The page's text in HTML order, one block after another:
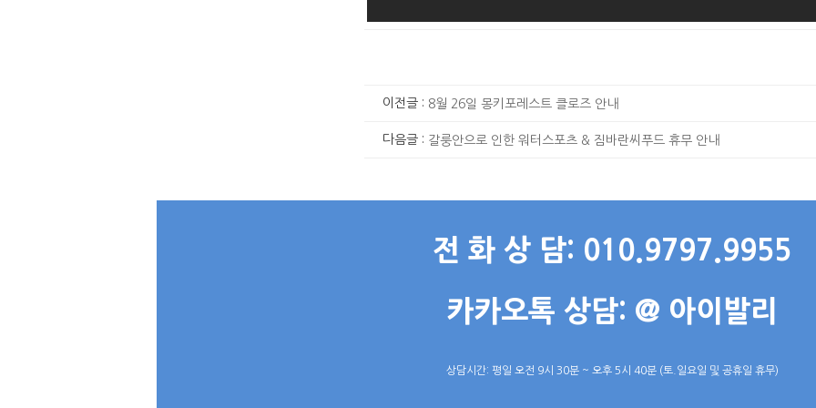
이전글 : 8월 26일 몽키포레스트 클로즈 안내
다음글 : 갈룽안으로 인한 워터스포츠 & 짐바란씨푸드 휴무 안내
전 화 상 담: 010.9797.9955
카카오톡 상담: @ 아이발리
상담시간: 평일 오전 9시 30분 ~ 오후 5시 40분 (토.일요일 및 공휴일 휴무)